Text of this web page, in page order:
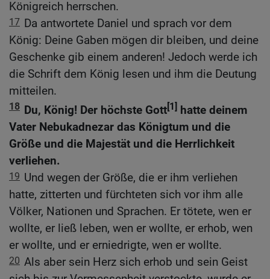
Königreich herrschen.
17 Da antwortete Daniel und sprach vor dem
König: Deine Gaben mögen dir bleiben, und deine
Geschenke gib einem anderen! Jedoch werde ich
die Schrift dem König lesen und ihm die Deutung
mitteilen.
18 Du, König! Der höchste Gott[1] hatte deinem
Vater Nebukadnezar das Königtum und die
Größe und die Majestät und die Herrlichkeit
verliehen.
19 Und wegen der Größe, die er ihm verliehen
hatte, zitterten und fürchteten sich vor ihm alle
Völker, Nationen und Sprachen. Er tötete, wen er
wollte, er ließ leben, wen er wollte, er erhob, wen
er wollte, und er erniedrigte, wen er wollte.
20 Als aber sein Herz sich erhob und sein Geist